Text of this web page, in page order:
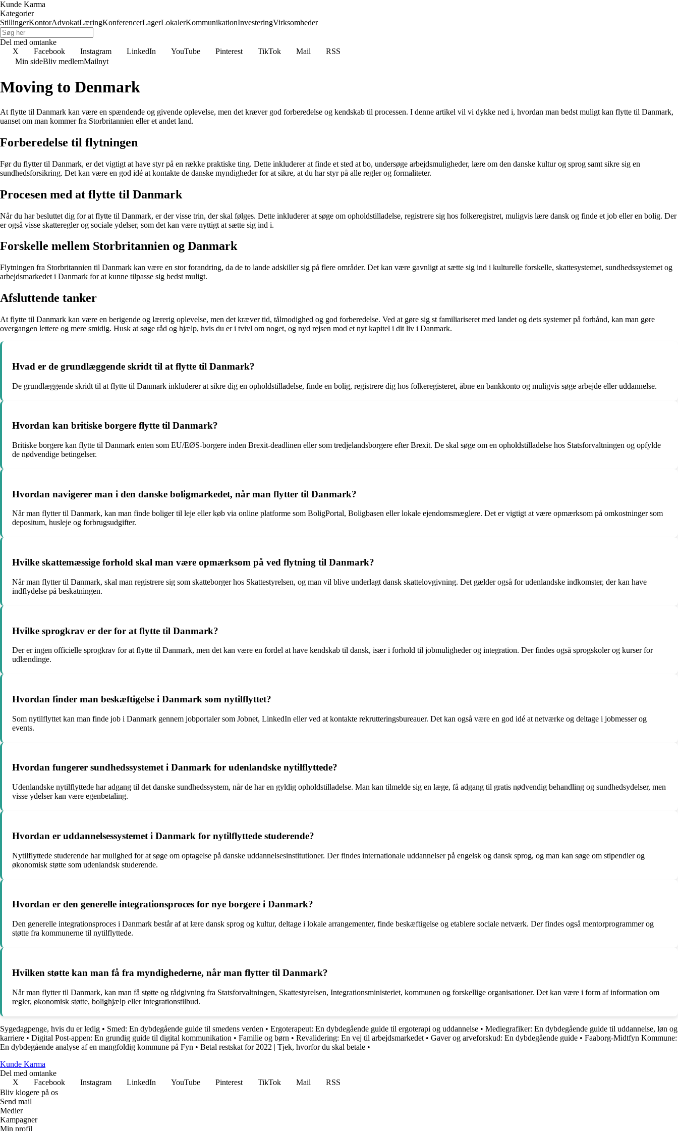
Kunde Karma
Kategorier
StillingerKontorAdvokatLæringKonferencerLagerLokalerKommunikationInvesteringVirksomheder
Del med omtanke
X
Facebook Instagram LinkedIn YouTube Pinterest TikTok Mail
RSS
Min sideBliv medlemMailnyt
Moving to Denmark
At flytte til Danmark kan være en spændende og givende oplevelse, men det kræver god forberedelse og kendskab til processen. I denne artikel vil vi dykke ned i, hvordan man bedst muligt kan flytte til Danmark,
uanset om man kommer fra Storbritannien eller et andet land.
Forberedelse til flytningen
Før du flytter til Danmark, er det vigtigt at have styr på en række praktiske ting. Dette inkluderer at finde et sted at bo, undersøge arbejdsmuligheder, lære om den danske kultur og sprog samt sikre sig en
sundhedsforsikring. Det kan være en god idé at kontakte de danske myndigheder for at sikre, at du har styr på alle regler og formaliteter.
Procesen med at flytte til Danmark
Når du har besluttet dig for at flytte til Danmark, er der visse trin, der skal følges. Dette inkluderer at søge om opholdstilladelse, registrere sig hos folkeregistret, muligvis lære dansk og finde et job eller en bolig. Der
er også visse skatteregler og sociale ydelser, som det kan være nyttigt at sætte sig ind i.
Forskelle mellem Storbritannien og Danmark
Flytningen fra Storbritannien til Danmark kan være en stor forandring, da de to lande adskiller sig på flere områder. Det kan være gavnligt at sætte sig ind i kulturelle forskelle, skattesystemet, sundhedssystemet og
arbejdsmarkedet i Danmark for at kunne tilpasse sig bedst muligt.
Afsluttende tanker
At flytte til Danmark kan være en berigende og lærerig oplevelse, men det kræver tid, tålmodighed og god forberedelse. Ved at gøre sig st familiariseret med landet og dets systemer på forhånd, kan man gøre
overgangen lettere og mere smidig. Husk at søge råd og hjælp, hvis du er i tvivl om noget, og nyd rejsen mod et nyt kapitel i dit liv i Danmark.
Hvad er de grundlæggende skridt til at flytte til Danmark?
De grundlæggende skridt til at flytte til Danmark inkluderer at sikre dig en opholdstilladelse, finde en bolig, registrere dig hos folkeregisteret, åbne en bankkonto og muligvis søge arbejde eller uddannelse.
Hvordan kan britiske borgere flytte til Danmark?
Britiske borgere kan flytte til Danmark enten som EU/EØS-borgere inden Brexit-deadlinen eller som tredjelandsborgere efter Brexit. De skal søge om en opholdstilladelse hos Statsforvaltningen og opfylde
de nødvendige betingelser.
Hvordan navigerer man i den danske boligmarkedet, når man flytter til Danmark?
Når man flytter til Danmark, kan man finde boliger til leje eller køb via online platforme som BoligPortal, Boligbasen eller lokale ejendomsmæglere. Det er vigtigt at være opmærksom på omkostninger som
depositum, husleje og forbrugsudgifter.
Hvilke skattemæssige forhold skal man være opmærksom på ved flytning til Danmark?
Når man flytter til Danmark, skal man registrere sig som skatteborger hos Skattestyrelsen, og man vil blive underlagt dansk skattelovgivning. Det gælder også for udenlandske indkomster, der kan have
indflydelse på beskatningen.
Hvilke sprogkrav er der for at flytte til Danmark?
Der er ingen officielle sprogkrav for at flytte til Danmark, men det kan være en fordel at have kendskab til dansk, især i forhold til jobmuligheder og integration. Der findes også sprogskoler og kurser for
udlændinge.
Hvordan finder man beskæftigelse i Danmark som nytilflyttet?
Som nytilflyttet kan man finde job i Danmark gennem jobportaler som Jobnet, LinkedIn eller ved at kontakte rekrutteringsbureauer. Det kan også være en god idé at netværke og deltage i jobmesser og
events.
Hvordan fungerer sundhedssystemet i Danmark for udenlandske nytilflyttede?
Udenlandske nytilflyttede har adgang til det danske sundhedssystem, når de har en gyldig opholdstilladelse. Man kan tilmelde sig en læge, få adgang til gratis nødvendig behandling og sundhedsydelser, men
visse ydelser kan være egenbetaling.
Hvordan er uddannelsessystemet i Danmark for nytilflyttede studerende?
Nytilflyttede studerende har mulighed for at søge om optagelse på danske uddannelsesinstitutioner. Der findes internationale uddannelser på engelsk og dansk sprog, og man kan søge om stipendier og
økonomisk støtte som udenlandsk studerende.
Hvordan er den generelle integrationsproces for nye borgere i Danmark?
Den generelle integrationsproces i Danmark består af at lære dansk sprog og kultur, deltage i lokale arrangementer, finde beskæftigelse og etablere sociale netværk. Der findes også mentorprogrammer og
støtte fra kommunerne til nytilflyttede.
Hvilken støtte kan man få fra myndighederne, når man flytter til Danmark?
Når man flytter til Danmark, kan man få støtte og rådgivning fra Statsforvaltningen, Skattestyrelsen, Integrationsministeriet, kommunen og forskellige organisationer. Det kan være i form af information om
regler, økonomisk støtte, bolighjælp eller integrationstilbud.
Sygedagpenge, hvis du er ledig • Smed: En dybdegående guide til smedens verden • Ergoterapeut: En dybdegående guide til ergoterapi og uddannelse • Mediegrafiker: En dybdegående guide til uddannelse, løn og
karriere • Digital Post-appen: En grundig guide til digital kommunikation • Familie og børn • Revalidering: En vej til arbejdsmarkedet • Gaver og arveforskud: En dybdegående guide • Faaborg-Midtfyn Kommune:
En dybdegående analyse af en mangfoldig kommune på Fyn • Betal restskat for 2022 | Tjek, hvorfor du skal betale •
Kunde Karma
Del med omtanke
X
Facebook Instagram LinkedIn YouTube Pinterest TikTok Mail
RSS
Bliv klogere på os
Send mail
Medier
Kampagner
Min profil